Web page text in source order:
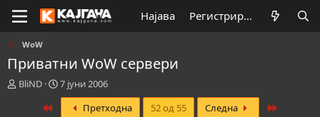
Најава Регистрирај се
WoW
Приватни WoW сервери
К
BliND
В
р
7 јуни 2006
Претходна 52 од 55 Следна